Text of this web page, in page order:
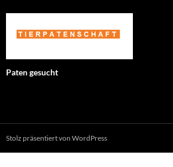
Paten gesucht
Stolz präsentiert von WordPress